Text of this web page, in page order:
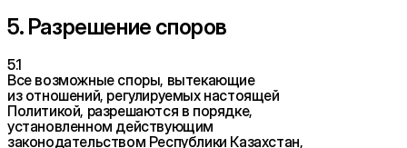
5. Разрешение споров
5.1
Все возможные споры, вытекающие
из отношений, регулируемых настоящей
Политикой, разрешаются в порядке,
установленном действующим
законодательством Республики Казахстан,